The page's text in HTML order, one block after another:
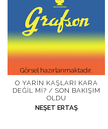
Görsel hazırlanmaktadır.
O YARIN KAŞLARI KARA
DEĞIL MI? / SON BAKIŞIM
OLDU
NEŞET ERTAŞ